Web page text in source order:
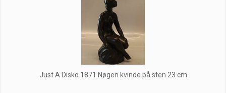
Just A Disko 1871 Nøgen kvinde på sten 23 cm